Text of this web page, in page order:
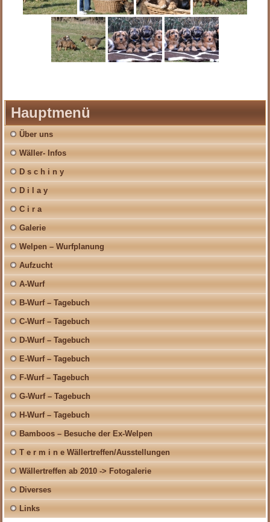
Hauptmenü
Über uns
Wäller- Infos
D s c h i n y
D i l a y
C i r a
Galerie
Welpen – Wurfplanung
Aufzucht
A-Wurf
B-Wurf – Tagebuch
C-Wurf – Tagebuch
D-Wurf – Tagebuch
E-Wurf – Tagebuch
F-Wurf – Tagebuch
G-Wurf – Tagebuch
H-Wurf – Tagebuch
Bamboos – Besuche der Ex-Welpen
T e r m i n e Wällertreffen/Ausstellungen
Wällertreffen ab 2010 -> Fotogalerie
Diverses
Links